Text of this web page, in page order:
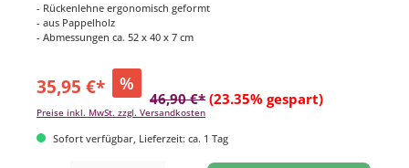
- Rückenlehne ergonomisch geformt
- aus Pappelholz
- Abmessungen ca. 52 x 40 x 7 cm
35,95 €* %
46,90 €* (23.35% gespart)
Preise inkl. MwSt. zzgl. Versandkosten
Sofort verfügbar, Lieferzeit: ca. 1 Tag
Produkt Anzahl: Gib den gewünschten Wert ein oder benutze die Schaltflächen um